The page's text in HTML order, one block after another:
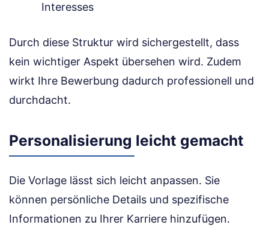
Interesses
Durch diese Struktur wird sichergestellt, dass
kein wichtiger Aspekt übersehen wird. Zudem
wirkt Ihre Bewerbung dadurch professionell und
durchdacht.
Personalisierung leicht gemacht
Die Vorlage lässt sich leicht anpassen. Sie
können persönliche Details und spezifische
Informationen zu Ihrer Karriere hinzufügen.